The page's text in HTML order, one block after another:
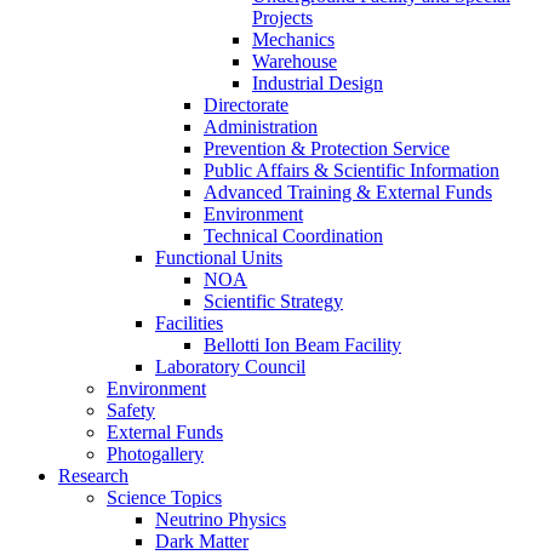
Projects
Mechanics
Warehouse
Industrial Design
Directorate
Administration
Prevention & Protection Service
Public Affairs & Scientific Information
Advanced Training & External Funds
Environment
Technical Coordination
Functional Units
NOA
Scientific Strategy
Facilities
Bellotti Ion Beam Facility
Laboratory Council
Environment
Safety
External Funds
Photogallery
Research
Science Topics
Neutrino Physics
Dark Matter